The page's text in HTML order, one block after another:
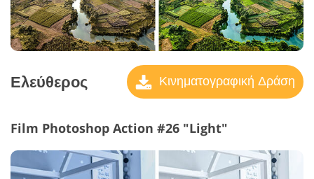
Ελεύθερος Κινηματογραφική Δράση
Film Photoshop Action #26 "Light"